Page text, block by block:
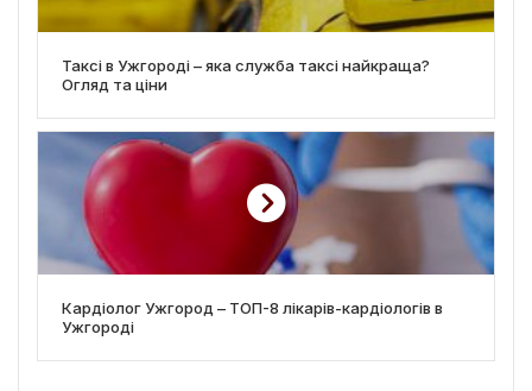
Таксі в Ужгороді – яка служба таксі найкраща?
Огляд та ціни
Кардіолог Ужгород – ТОП-8 лікарів-кардіологів в
Ужгороді